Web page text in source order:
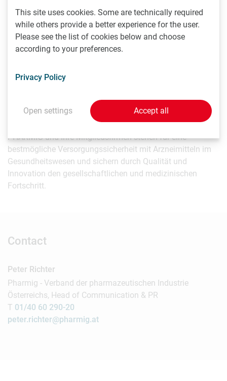
seltenen Erkrankung entwickelt wurde. Derzeit sind in
Europa 147 Orphan Drugs zugelassen und 2.700 weitere
Therapien befinden sich in Entwicklung.
österreichischen Pharmaindustrie. Derzeit hat der Verband
ca. 120 Mitglieder (Stand Februar 2025), die den
Medikamenten-Markt zu gut 95 Prozent abdecken. Die
PHARMIG und ihre Mitgliedsfirmen stehen für eine
bestmögliche Versorgungssicherheit mit Arzneimitteln im
Gesundheitswesen und sichern durch Qualität und
Innovation den gesellschaftlichen und medizinischen
Fortschritt.
Contact
Peter Richter
Pharmig - Verband der pharmazeutischen Industrie
Österreichs, Head of Communication & PR
T 01/40 60 290-20
peter.richter@pharmig.at
This site uses cookies. Some are technically required
while others provide a better experience for the user.
Please see the list of cookies below and choose
according to your preferences.
Privacy Policy
Open settings Accept all